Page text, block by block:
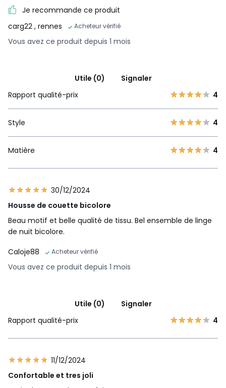
Je recommande ce produit
carg22 , rennes Acheteur vérifié
Vous avez ce produit depuis 1 mois
Utile (0)
Signaler
Rapport qualité-prix
4
Style 4
Matière 4
30/12/2024
Housse de couette bicolore
Beau motif et belle qualité de tissu. Bel ensemble de linge
de nuit bicolore.
Caloje88
Acheteur vérifié
Vous avez ce produit depuis 1 mois
Utile (0)
Signaler
Rapport qualité-prix
4
11/12/2024
Confortable et tres joli